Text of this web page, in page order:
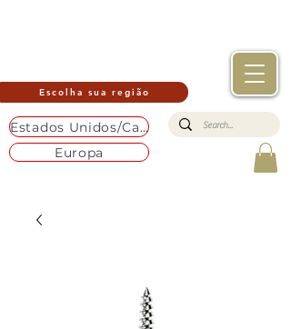
Escolha sua região
Estados Unidos/Canadá
Europa